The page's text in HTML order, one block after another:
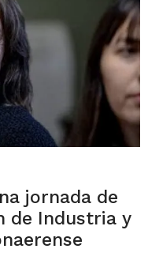
jornada de
de Industria y